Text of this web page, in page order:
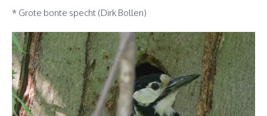
* Grote bonte specht (Dirk Bollen)